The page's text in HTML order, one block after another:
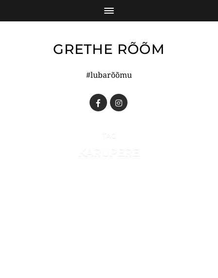
GRETHE RÕÕM
#lubarõõmu
TAG
KARUPERE